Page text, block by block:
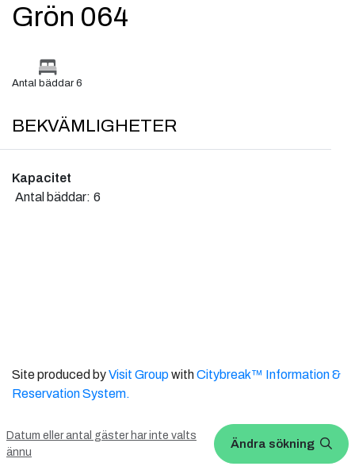
Grön 064
Antal bäddar 6
BEKVÄMLIGHETER
Kapacitet
Antal bäddar: 6
Datum eller antal gäster har inte valts
ännu
Ändra sökning
Site produced byVisit GroupwithCitybreak™ Information &
Reservation System.
WEBX CMS